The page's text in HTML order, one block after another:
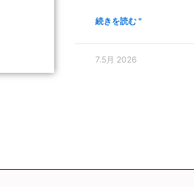
続きを読む "
7.5月 2026